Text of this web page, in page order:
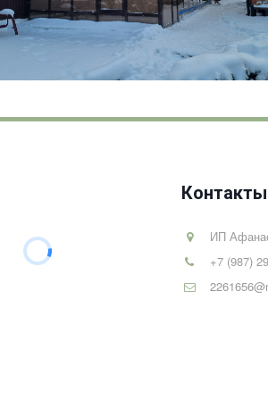
Контакты
ИП
+7 (987)